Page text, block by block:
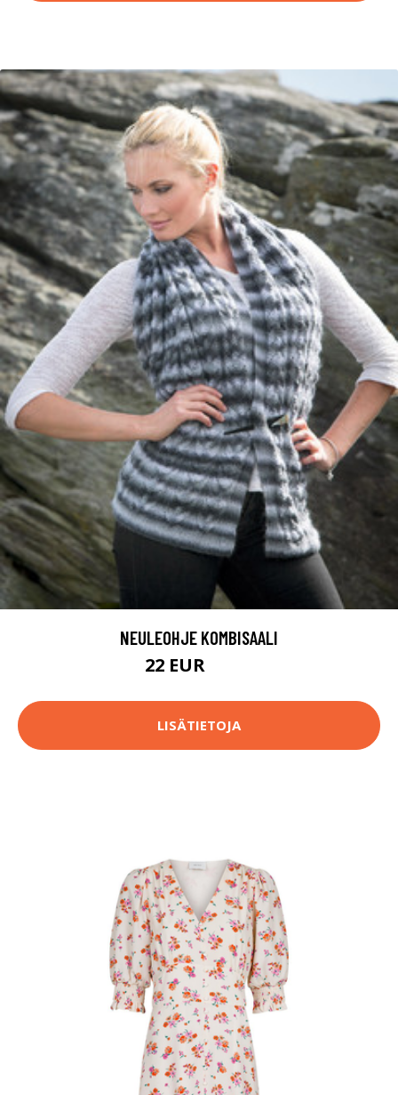
NEULEOHJE KOMBISAALI
22 EUR
LISÄTIETOJA